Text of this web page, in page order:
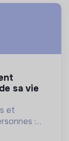
sa vie
et
: